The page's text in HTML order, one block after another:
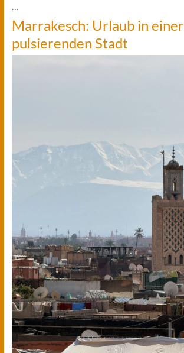
…
Marrakesch: Urlaub in einer
pulsierenden Stadt